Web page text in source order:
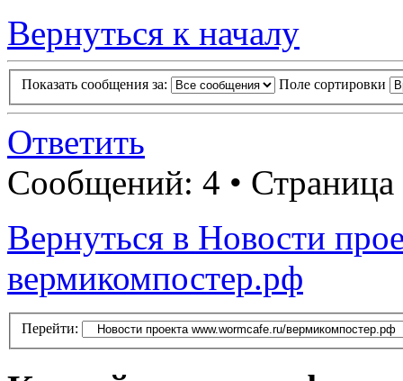
Вернуться к началу
Показать сообщения за: Поле сортировки
Ответить
Сообщений: 4 • Страница
Вернуться в Новости
вермикомпостер.рф
Перейти: